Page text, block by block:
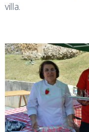
villa.